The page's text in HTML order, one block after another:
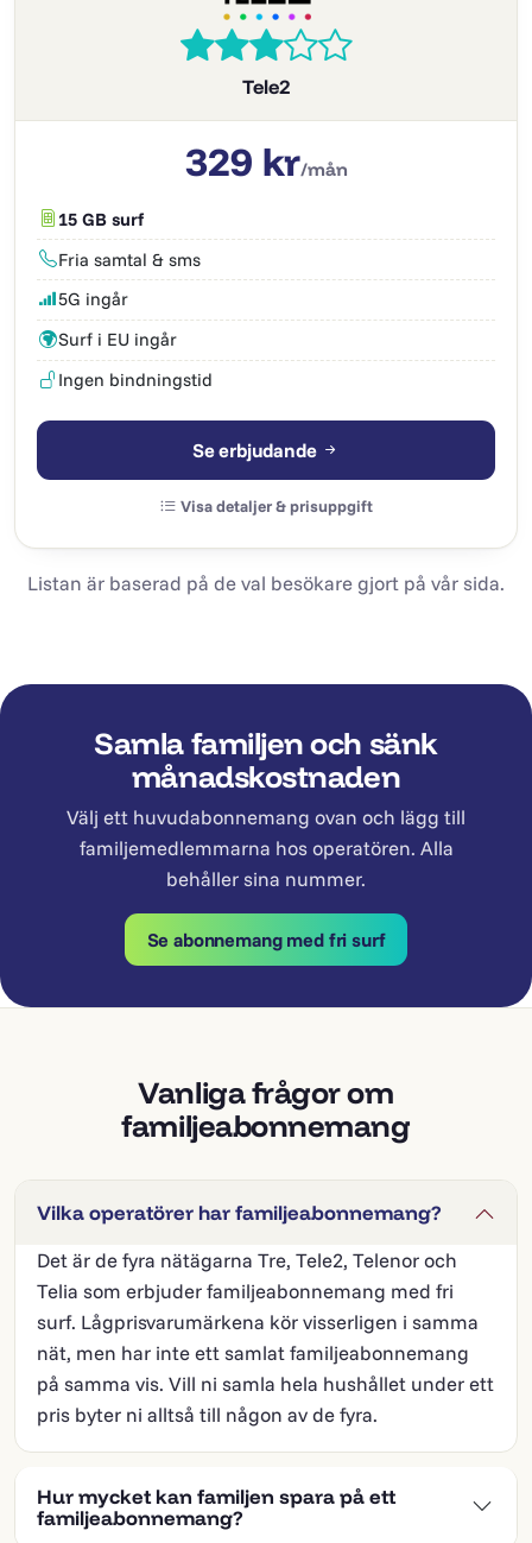
Tele2
329 kr/mån
15 GB surf
Fria samtal & sms
5G ingår
Surf i EU ingår
Ingen bindningstid
Se erbjudande
Visa detaljer & prisuppgift
Listan är baserad på de val besökare gjort på vår sida.
Samla familjen och sänk
månadskostnaden
Välj ett huvudabonnemang ovan och lägg till
familjemedlemmarna hos operatören. Alla
behåller sina nummer.
Se abonnemang med fri surf
Vanliga frågor om
familjeabonnemang
Vilka operatörer har familjeabonnemang?
Det är de fyra nätägarna Tre, Tele2, Telenor och
Telia som erbjuder familjeabonnemang med fri
surf. Lågprisvarumärkena kör visserligen i samma
nät, men har inte ett samlat familjeabonnemang
på samma vis. Vill ni samla hela hushållet under ett
pris byter ni alltså till någon av de fyra.
Hur mycket kan familjen spara på ett
familjeabonnemang?